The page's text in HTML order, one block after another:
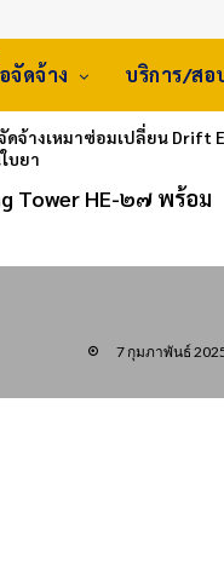
จัดจ้าง บริการ/สอ
จ้างเหมาซ่อมเปลี่ยน Drift
บยา
Tower HE-๒๗ พร้อม
7 กุมภาพันธ์